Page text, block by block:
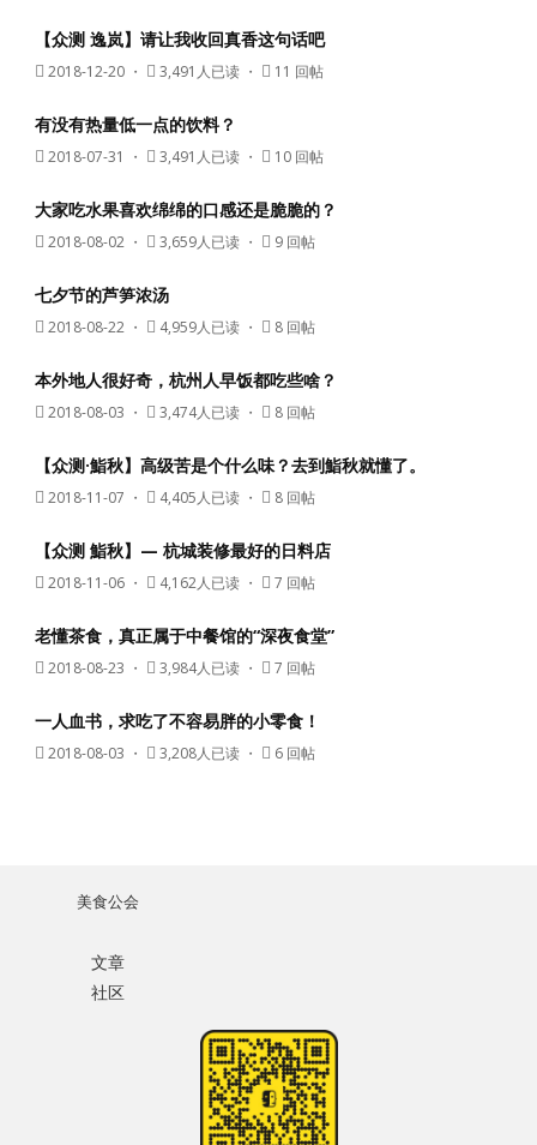
【众测 逸岚】请让我收回真香这句话吧
2018-12-20 ・ 3,491人已读 ・ 11 回帖
有没有热量低一点的饮料？
2018-07-31 ・ 3,491人已读 ・ 10 回帖
大家吃水果喜欢绵绵的口感还是脆脆的？
2018-08-02 ・ 3,659人已读 ・ 9 回帖
七夕节的芦笋浓汤
2018-08-22 ・ 4,959人已读 ・ 8 回帖
本外地人很好奇，杭州人早饭都吃些啥？
2018-08-03 ・ 3,474人已读 ・ 8 回帖
【众测·鮨秋】高级苦是个什么味？去到鮨秋就懂了。
2018-11-07 ・ 4,405人已读 ・ 8 回帖
【众测 鮨秋】— 杭城装修最好的日料店
2018-11-06 ・ 4,162人已读 ・ 7 回帖
老懂茶食，真正属于中餐馆的“深夜食堂”
2018-08-23 ・ 3,984人已读 ・ 7 回帖
一人血书，求吃了不容易胖的小零食！
2018-08-03 ・ 3,208人已读 ・ 6 回帖
美食公会
文章
社区